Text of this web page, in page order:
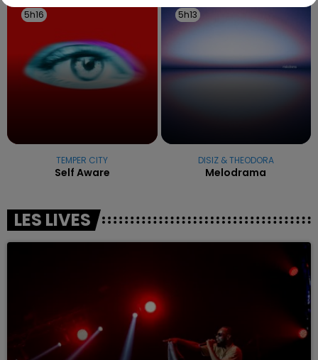
5h16
5h16
TEMPER CITY
Self Aware
5h13
5h13
DISIZ & THEODORA
Melodrama
LES LIVES